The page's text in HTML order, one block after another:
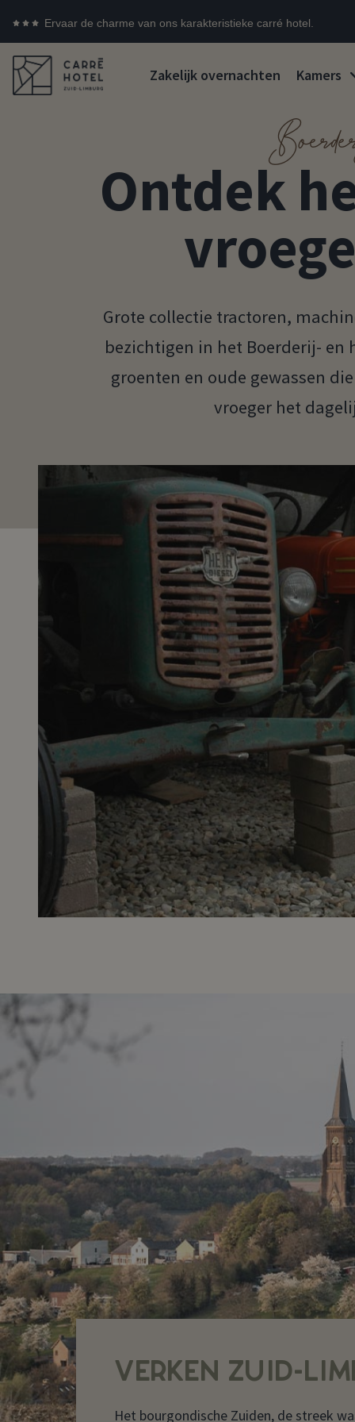
Ervaar de charme van ons karakteristieke carré hotel.
Zakelijk overnachten Kamers
Ontdek
Grote collectie tractoren,
bezichtigen in het Boerderij-
groenten en oude gewassen
vroeger het
VERKEN ZUID-
Het bourgondische Zuiden, de streek